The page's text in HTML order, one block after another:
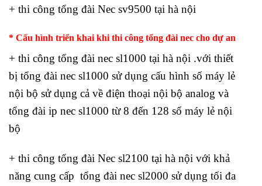
+ thi công tổng đài Nec sv9500 tại hà nội
* Cấu hình triển khai khi thi công tổng đài nec cho dự an
+ thi công tổng đài nec sl1000 tại hà nội .với thiết
bị tổng đài nec sl1000 sử dụng cấu hình số máy lẻ
nội bộ sử dụng cả về điện thoại nội bộ analog và
tổng đài ip nec sl1000 từ 8 đến 128 số máy lẻ nội
bộ
+ thi công tổng đài Nec sl2100 tại hà nội với khả
năng cung cấp tổng đài nec sl2000 sử dụng tối đa